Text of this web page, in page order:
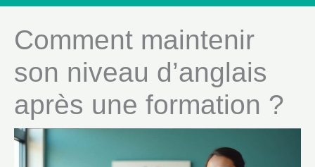
Comment maintenir
son niveau d’anglais
après une formation ?